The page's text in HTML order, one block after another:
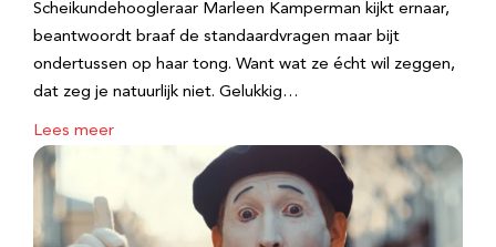
Scheikundehoogleraar Marleen Kamperman kijkt ernaar,
beantwoordt braaf de standaardvragen maar bijt
ondertussen op haar tong. Want wat ze écht wil zeggen,
dat zeg je natuurlijk niet. Gelukkig…
Lees meer